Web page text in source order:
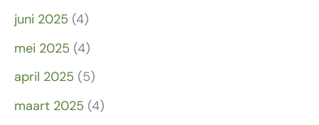
juni 2025 (4)
mei 2025 (4)
april 2025 (5)
maart 2025 (4)